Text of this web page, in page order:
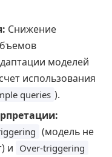
Снижение
моделей
использования
queries ).
(модель не
и Over-triggering